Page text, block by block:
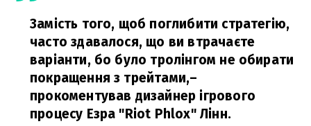
Замість того, щоб поглибити стратегію,
часто здавалося, що ви втрачаєте
варіанти, бо було тролінгом не обирати
покращення з трейтами,–
прокоментував дизайнер ігрового
процесу Езра "Riot Phlox" Лінн.